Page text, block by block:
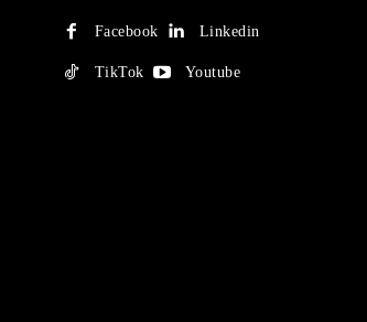
Facebook Linkedin
TikTok Youtube